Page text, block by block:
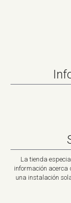
La tienda
información acerca
una instalación